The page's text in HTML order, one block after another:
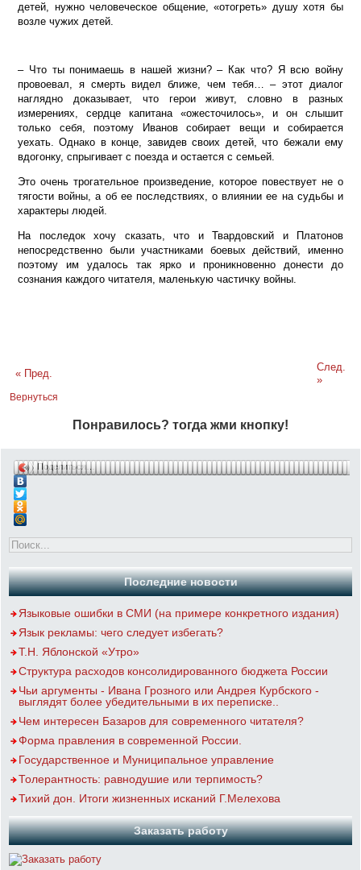
детей, нужно человеческое общение, «отогреть» душу хотя бы
возле чужих детей.
– Что ты понимаешь в нашей жизни? – Как что? Я всю войну
провоевал, я смерть видел ближе, чем тебя… – этот диалог
наглядно доказывает, что герои живут, словно в разных
измерениях, сердце капитана «ожесточилось», и он слышит
только себя, поэтому Иванов собирает вещи и собирается
уехать. Однако в конце, завидев своих детей, что бежали ему
вдогонку, спрыгивает с поезда и остается с семьей.
Это очень трогательное произведение, которое повествует не о
тягости войны, а об ее последствиях, о влиянии ее на судьбы и
характеры людей.
На последок хочу сказать, что и Твардовский и Платонов
непосредственно были участниками боевых действий, именно
поэтому им удалось так ярко и проникновенно донести до
сознания каждого читателя, маленькую частичку войны.
« Пред.
След.
»
Вернуться
Понравилось? тогда жми кнопку!
Поделиться…
Последние новости
Языковые ошибки в СМИ (на примере конкретного издания)
Язык рекламы: чего следует избегать?
Т.Н. Яблонской «Утро»
Структура расходов консолидированного бюджета России
Чьи аргументы - Ивана Грозного или Андрея Курбского -
выглядят более убедительными в их переписке..
Чем интересен Базаров для современного читателя?
Форма правления в современной России.
Государственное и Муниципальное управление
Толерантность: равнодушие или терпимость?
Тихий дон. Итоги жизненных исканий Г.Мелехова
Заказать работу